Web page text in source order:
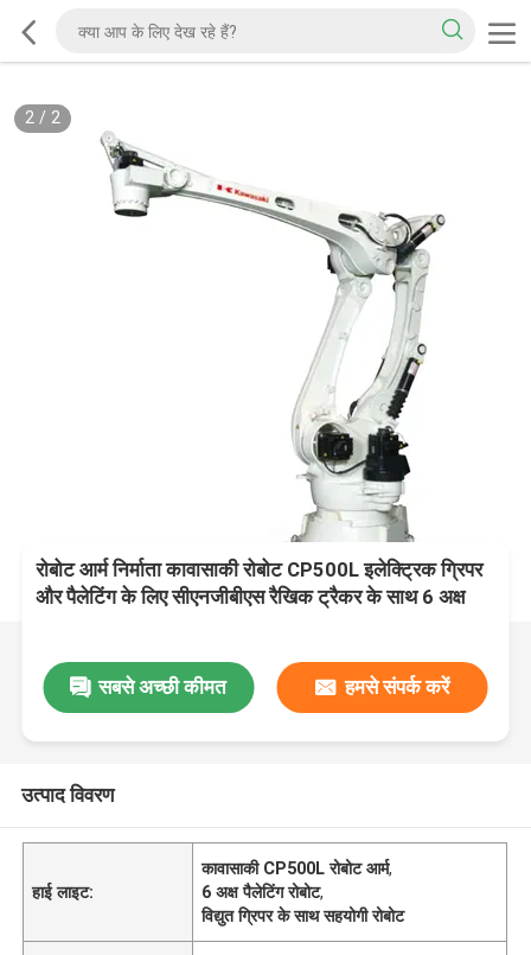
2/ 2
रोबोट आर्म निर्माता कावासाकी रोबोट CP500L इलेक्ट्रिक ग्रिपर
और पैलेटिंग के लिए सीएनजीबीएस रैखिक ट्रैकर के साथ 6 अक्ष
सबसे अच्छी कीमत हमसे संपर्क करें
उत्पाद विवरण
हाई लाइट:
कावासाकी CP500L रोबोट आर्म,
6 अक्ष पैलेटिंग रोबोट,
विद्युत ग्रिपर के साथ सहयोगी रोबोट